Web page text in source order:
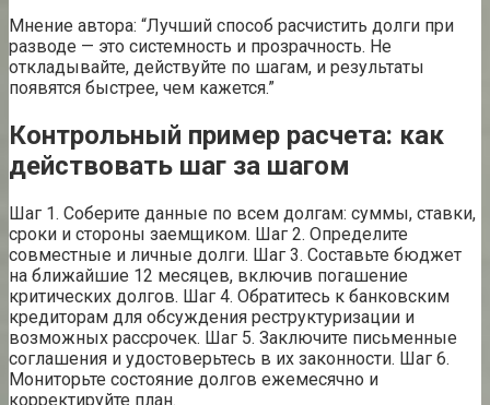
Мнение автора: “Лучший способ расчистить долги при
разводе — это системность и прозрачность. Не
откладывайте, действуйте по шагам, и результаты
появятся быстрее, чем кажется.”
Контрольный пример расчета: как
действовать шаг за шагом
Шаг 1. Соберите данные по всем долгам: суммы, ставки,
сроки и стороны заемщиком. Шаг 2. Определите
совместные и личные долги. Шаг 3. Составьте бюджет
на ближайшие 12 месяцев, включив погашение
критических долгов. Шаг 4. Обратитесь к банковским
кредиторам для обсуждения реструктуризации и
возможных рассрочек. Шаг 5. Заключите письменные
соглашения и удостоверьтесь в их законности. Шаг 6.
Мониторьте состояние долгов ежемесячно и
корректируйте план.